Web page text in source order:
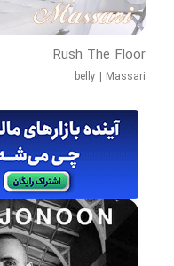
Rush The Floor
belly | Massari